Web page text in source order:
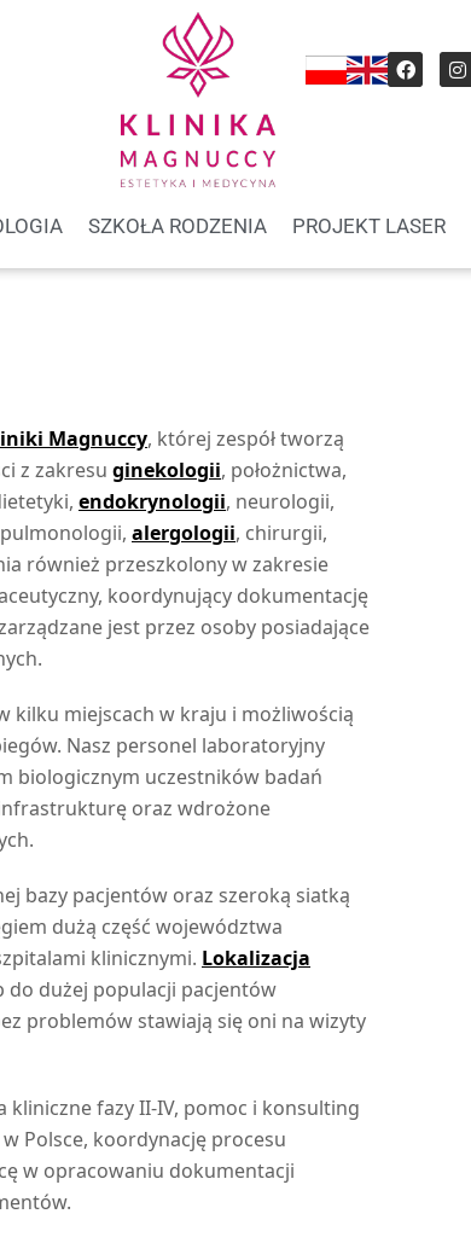
SZKOŁA RODZENIA PROJEKT LASER
Magnuccy, której zespół tworzą
z zakresu ginekologii, położnictwa,
endokrynologii, neurologii,
alergologii, chirurgii,
również przeszkolony w zakresie
koordynujący dokumentację
jest przez osoby posiadające
kilku miejscach w kraju i możliwością
Nasz personel laboratoryjny
biologicznym uczestników badań
oraz wdrożone
bazy pacjentów oraz szeroką siatką
dużą część województwa
klinicznymi. Lokalizacja
do dużej populacji pacjentów
problemów stawiają się oni na wizyty
fazy II-IV, pomoc i konsulting
Polsce, koordynację procesu
w opracowaniu dokumentacji